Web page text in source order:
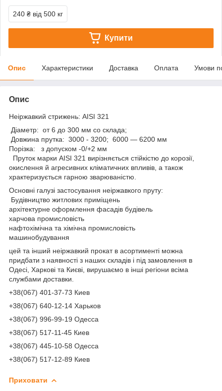
240 ₴ від 500 кг
Купити
Опис Характеристики Доставка Оплата Умови
Опис
Неіржавкий стрижень: AISI 321
Діаметр: от 6 до 300 мм со склада;
Довжина прутка: 3000 - 3200; 6000 — 6200 мм
Порізка: з допуском -0/+2 мм
Пруток марки AISI 321 вирізняється стійкістю до корозії,
окислення й агресивних кліматичних впливів, а також
храктеризується гарною зварюваністю.
Основні галузі застосування неіржавкого пруту:
Будівництво житлових приміщень
архітектурне оформлення фасадів будівель
харчова промисловість
нафтохімічна та хімічна промисловість
машинобудування
цей та інший неіржавкий прокат в асортименті можна
придбати з наявності з наших складів і під замовлення в
Одесі, Харкові та Києві, вирушаємо в інші регіони всіма
службами доставки.
+38(067) 401-37-73 Киев
+38(067) 640-12-14 Харьков
+38(067) 996-99-19 Одесса
+38(067) 517-11-45 Киев
+38(067) 445-10-58 Одесса
+38(067) 517-12-89 Киев
Приховати